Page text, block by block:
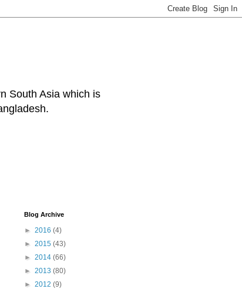
South Asia which is
Blog Archive
► 2016 (4)
► 2015 (43)
► 2014 (66)
► 2013 (80)
► 2012 (9)